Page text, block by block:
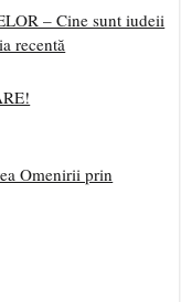
– Cine sunt iudeii
recentă
Omenirii prin